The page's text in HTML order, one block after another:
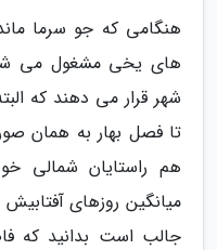
هنگامی که جو سرما
های یخی مشغول می
شهر قرار می دهند که
تا فصل بهار به همان
هم راستایان شمالی
میانگین روزهای
جالب است بدانید که